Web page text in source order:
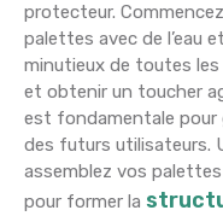
protecteur.
palettes avec de l’eau
minutieux de toutes les
et obtenir un toucher
est fondamentale
des futurs utilisateurs.
assemblez vos
pour former la